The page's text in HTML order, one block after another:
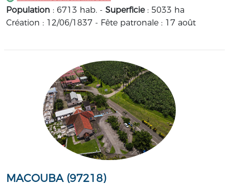
Population : 6713 hab. - Superficie : 5033 ha
Création : 12/06/1837 - Fête patronale : 17 août
MACOUBA (97218)